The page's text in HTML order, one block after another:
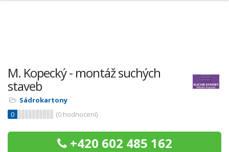
M. Kopecký - montáž suchých
staveb
Sádrokartony
0
(0 hodnocení)
+420 602 485 162